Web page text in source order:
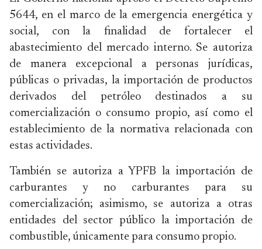
5644, en el marco de la emergencia energética y
social, con la finalidad de fortalecer el
abastecimiento del mercado interno. Se autoriza
de manera excepcional a personas jurídicas,
públicas o privadas, la importación de productos
derivados del petróleo destinados a su
comercialización o consumo propio, así como el
establecimiento de la normativa relacionada con
estas actividades.
También se autoriza a YPFB la importación de
carburantes y no carburantes para su
comercialización; asimismo, se autoriza a otras
entidades del sector público la importación de
combustible, únicamente para consumo propio.